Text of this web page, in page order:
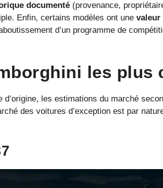
documenté (provenance,
Enfin, certains modèles ont une valeur
d’un programme de
les plus
les estimations du marché
des voitures d’exception est par